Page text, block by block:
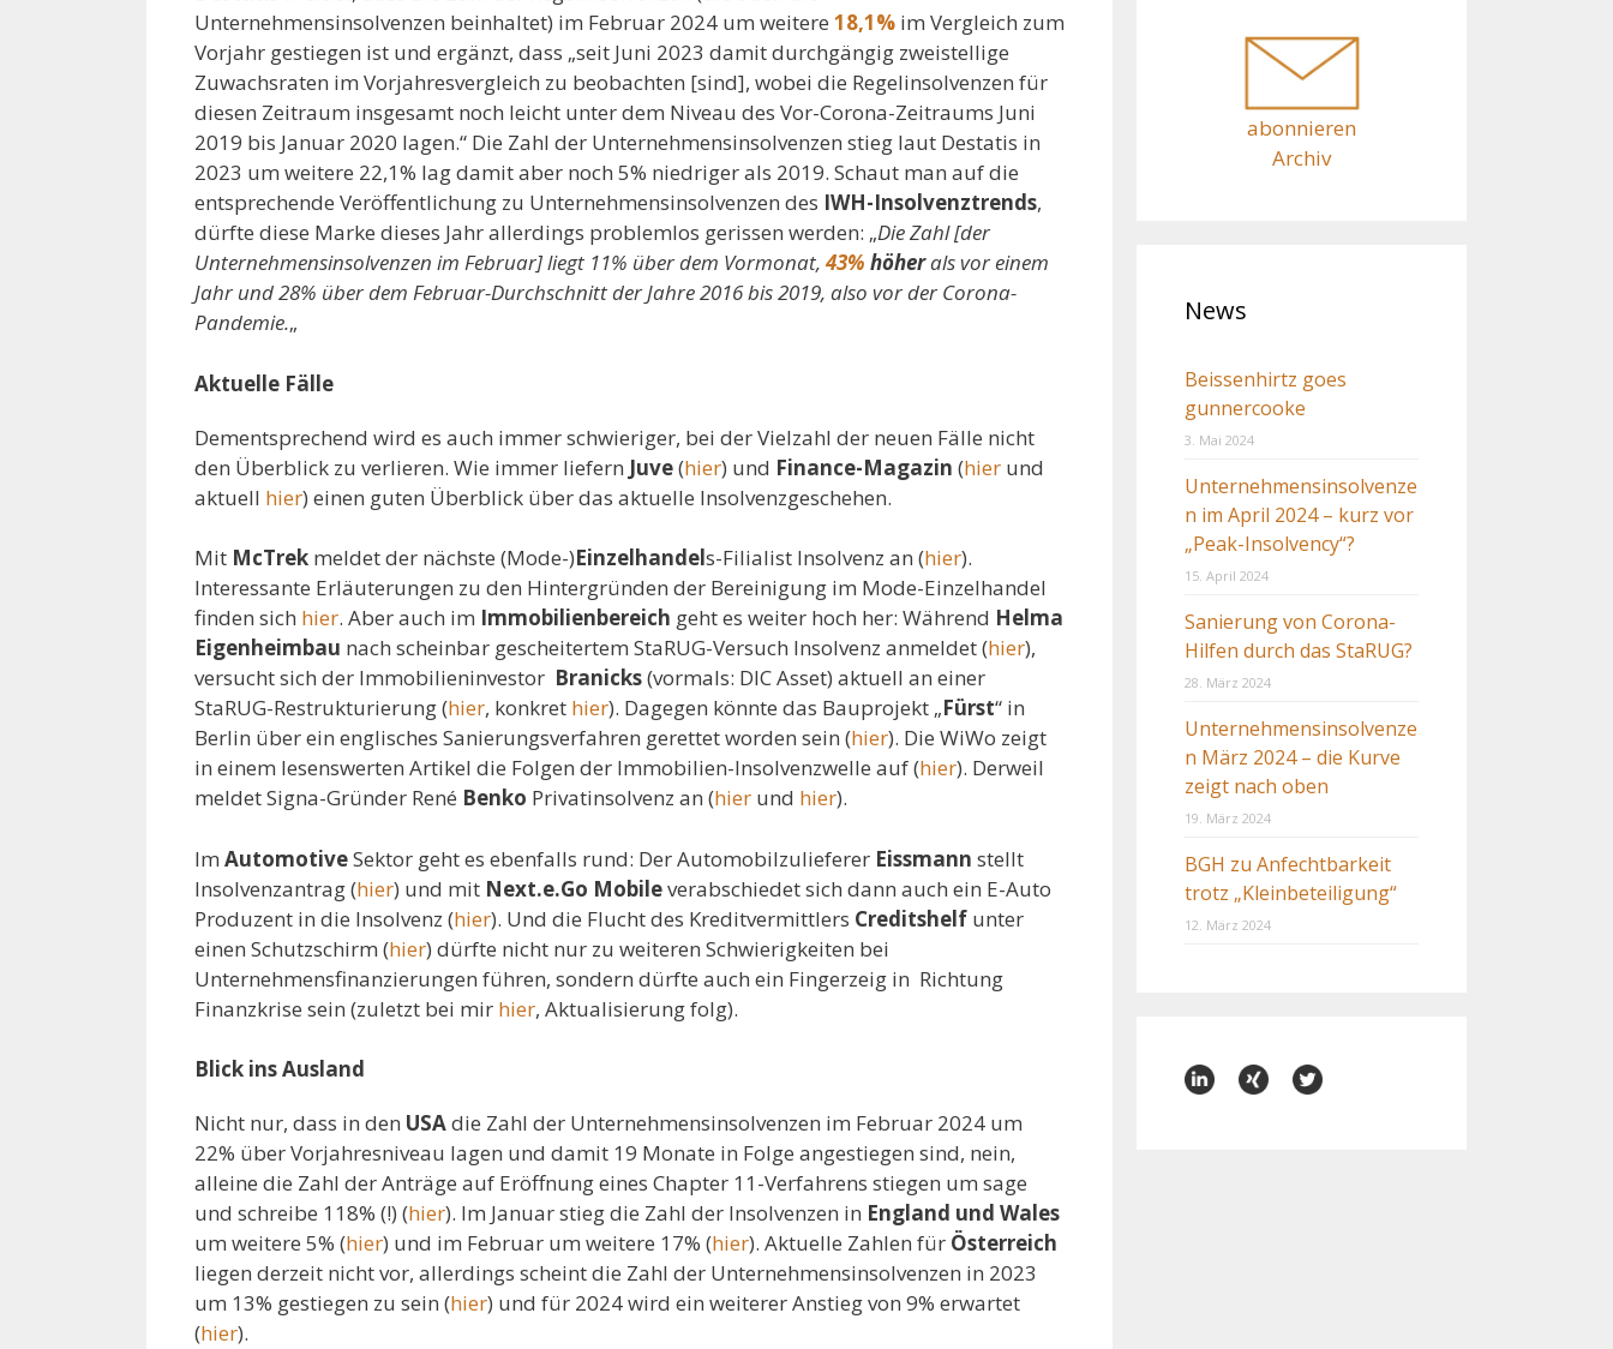
Unternehmensinsolvenzen beinhaltet) im Februar 2024 um weitere 18,1% im Vergleich zum
Vorjahr gestiegen ist und ergänzt, dass „seit Juni 2023 damit durchgängig zweistellige
Zuwachsraten im Vorjahresvergleich zu beobachten [sind], wobei die Regelinsolvenzen für
diesen Zeitraum insgesamt noch leicht unter dem Niveau des Vor-Corona-Zeitraums Juni
2019 bis Januar 2020 lagen.“ Die Zahl der Unternehmensinsolvenzen stieg laut Destatis in
2023 um weitere 22,1% lag damit aber noch 5% niedriger als 2019. Schaut man auf die
entsprechende Veröffentlichung zu Unternehmensinsolvenzen des IWH-Insolvenztrends,
dürfte diese Marke dieses Jahr allerdings problemlos gerissen werden: „Die Zahl [der
Unternehmensinsolvenzen im Februar] liegt 11% über dem Vormonat, 43% höherals vor einem
Jahr und 28% über dem Februar-Durchschnitt der Jahre 2016 bis 2019, also vor der Corona-
Pandemie.„
Aktuelle Fälle
Dementsprechend wird es auch immer schwieriger, bei der Vielzahl der neuen Fälle nicht
den Überblick zu verlieren. Wie immer liefern Juve(hier) und Finance-Magazin (hier und
aktuell hier) einen guten Überblick über das aktuelle Insolvenzgeschehen.
Mit McTrek meldet der nächste (Mode-)Einzelhandels-Filialist Insolvenz an (hier).
Interessante Erläuterungen zu den Hintergründen der Bereinigung im Mode-Einzelhandel
finden sich hier. Aber auch im Immobilienbereich geht es weiter hoch her: Während Helma
Eigenheimbau nach scheinbar gescheitertem StaRUG-Versuch Insolvenz anmeldet (hier),
versucht sich der Immobilieninvestor Branicks(vormals: DIC Asset) aktuell an einer
StaRUG-Restrukturierung (hier, konkret hier). Dagegen könnte das Bauprojekt „Fürst“ in
Berlin über ein englisches Sanierungsverfahren gerettet worden sein (hier). Die WiWo zeigt
in einem lesenswerten Artikel die Folgen der Immobilien-Insolvenzwelle auf (hier). Derweil
meldet Signa-Gründer René Benko Privatinsolvenz an (hier und hier).
Im AutomotiveSektor geht es ebenfalls rund: Der Automobilzulieferer Eissmann stellt
Insolvenzantrag (hier) und mit Next.e.Go Mobileverabschiedet sich dann auch ein E-Auto
Produzent in die Insolvenz (hier). Und die Flucht des Kreditvermittlers Creditshelf unter
einen Schutzschirm (hier) dürfte nicht nur zu weiteren Schwierigkeiten bei
Unternehmensfinanzierungen führen, sondern dürfte auch ein Fingerzeig in Richtung
Finanzkrise sein (zuletzt bei mir hier, Aktualisierung folg).
Blick ins Ausland
Nicht nur, dass in den USAdie Zahl der Unternehmensinsolvenzen im Februar 2024 um
22% über Vorjahresniveau lagen und damit 19 Monate in Folge angestiegen sind, nein,
alleine die Zahl der Anträge auf Eröffnung eines Chapter 11-Verfahrens stiegen um sage
und schreibe 118% (!) (hier). Im Januar stieg die Zahl der Insolvenzen in England und Wales
um weitere 5% (hier) und im Februar um weitere 17% (hier). Aktuelle Zahlen für Österreich
liegen derzeit nicht vor, allerdings scheint die Zahl der Unternehmensinsolvenzen in 2023
um 13% gestiegen zu sein (hier) und für 2024 wird ein weiterer Anstieg von 9% erwartet
(hier).
abonnieren
Archiv
News
Beissenhirtz goes
gunnercooke
3. Mai 2024
Unternehmensinsolvenze
n im April 2024 – kurz vor
„Peak-Insolvency“?
15. April 2024
Sanierung von Corona-
Hilfen durch das StaRUG?
28. März 2024
Unternehmensinsolvenze
n März 2024 – die Kurve
zeigt nach oben
19. März 2024
BGH zu Anfechtbarkeit
trotz „Kleinbeteiligung“
12. März 2024